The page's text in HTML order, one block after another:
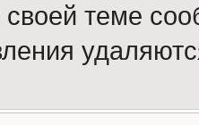
теме